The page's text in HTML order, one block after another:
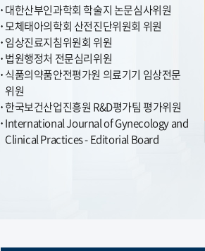
대한산부인과학회 학술지 논문심사위원
모체태아의학회 산전진단위원회 위원
임상진료지침위원회 위원
법원행정처 전문심리위원
식품의약품안전평가원 의료기기 임상전문
위원
한국보건산업진흥원 R&D평가팀 평가위원
International Journal of Gynecology and
Clinical Practices - Editorial Board